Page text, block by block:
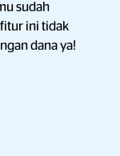
sudah
ini tidak
dana ya!